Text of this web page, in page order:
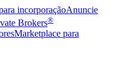
incorporaçãoAnuncie
Brokers®
Marketplace para